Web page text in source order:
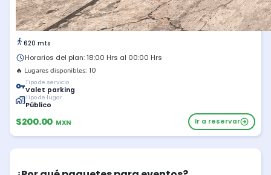
620 mts
Horarios del plan: 18:00 Hrs al 00:00 Hrs
🔥 Lugares disponibles: 10
Tipo de servicio
Valet parking
Tipo de lugar
Público
$200.00 MXN Ir a reservar